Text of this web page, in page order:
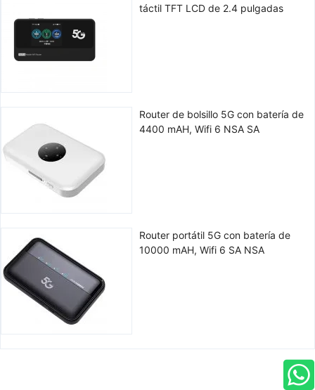
táctil TFT LCD de 2.4 pulgadas
Router de bolsillo 5G con batería de
4400 mAH, Wifi 6 NSA SA
Router portátil 5G con batería de
10000 mAH, Wifi 6 SA NSA